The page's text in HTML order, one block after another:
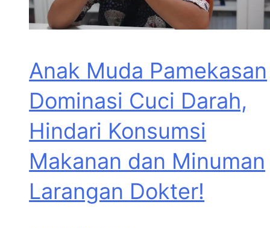
Anak Muda Pamekasan
Dominasi Cuci Darah,
Hindari Konsumsi
Makanan dan Minuman
Larangan Dokter!